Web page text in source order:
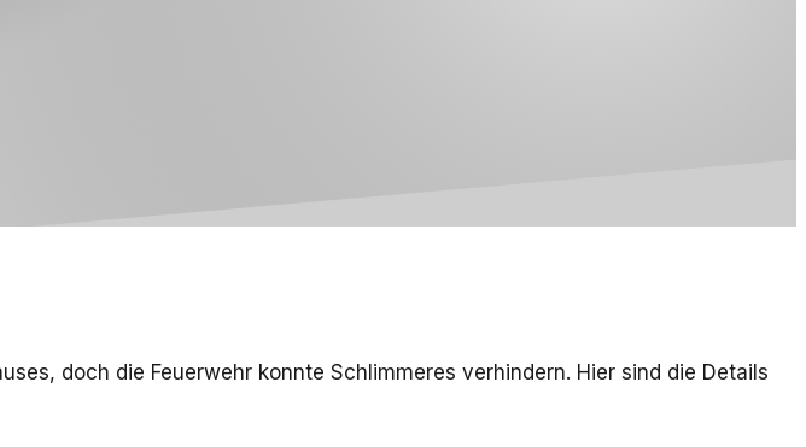
doch die Feuerwehr konnte Schlimmeres verhindern. Hier sind die Details